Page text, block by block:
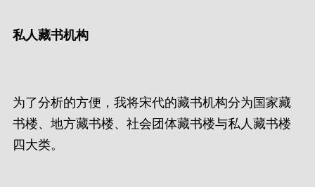
私人藏书机构
为了分析的方便，我将宋代的藏书机构分为国家藏
书楼、地方藏书楼、社会团体藏书楼与私人藏书楼
四大类。